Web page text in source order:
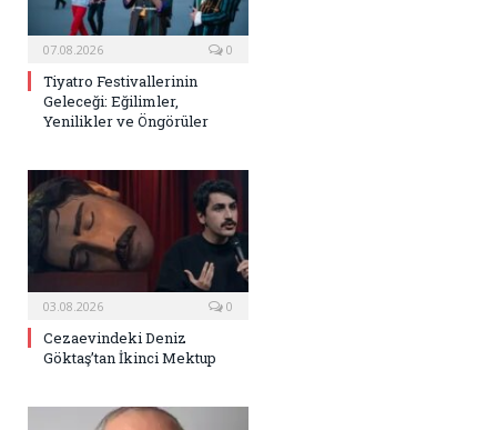
07.08.2026 0
Tiyatro Festivallerinin
Geleceği: Eğilimler,
Yenilikler ve Öngörüler
03.08.2026 0
Cezaevindeki Deniz
Göktaş’tan İkinci Mektup